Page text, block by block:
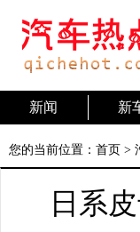
新闻 新
您的当前位置： 首页 >
日系